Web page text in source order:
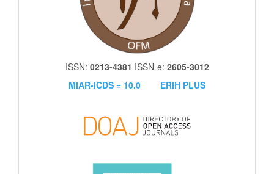
ISSN: 0213-4381 ISSN-e: 2605-3012
MIAR-ICDS = 10.0
ERIH PLUS